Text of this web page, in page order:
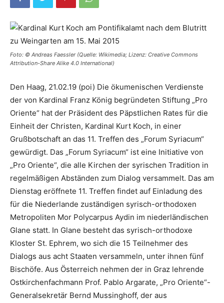
Foto: © Andreas Faessler (Quelle: Wikimedia; Lizenz: Creative Commons
Attribution-Share Alike 4.0 International)
Den Haag, 21.02.19 (poi) Die ökumenischen Verdienste
der von Kardinal Franz König begründeten Stiftung „Pro
Oriente“ hat der Präsident des Päpstlichen Rates für die
Einheit der Christen, Kardinal Kurt Koch, in einer
Grußbotschaft an das 11. Treffen des „Forum Syriacum“
gewürdigt. Das „Forum Syriacum“ ist eine Initiative von
„Pro Oriente“, die alle Kirchen der syrischen Tradition in
regelmäßigen Abständen zum Dialog versammelt. Das am
Dienstag eröffnete 11. Treffen findet auf Einladung des
für die Niederlande zuständigen syrisch-orthodoxen
Metropoliten Mor Polycarpus Aydin im niederländischen
Glane statt. In Glane besteht das syrisch-orthodoxe
Kloster St. Ephrem, wo sich die 15 Teilnehmer des
Dialogs aus acht Staaten versammeln, unter ihnen fünf
Bischöfe. Aus Österreich nehmen der in Graz lehrende
Ostkirchenfachmann Prof. Pablo Argarate, „Pro Oriente“-
Generalsekretär Bernd Mussinghoff, der aus